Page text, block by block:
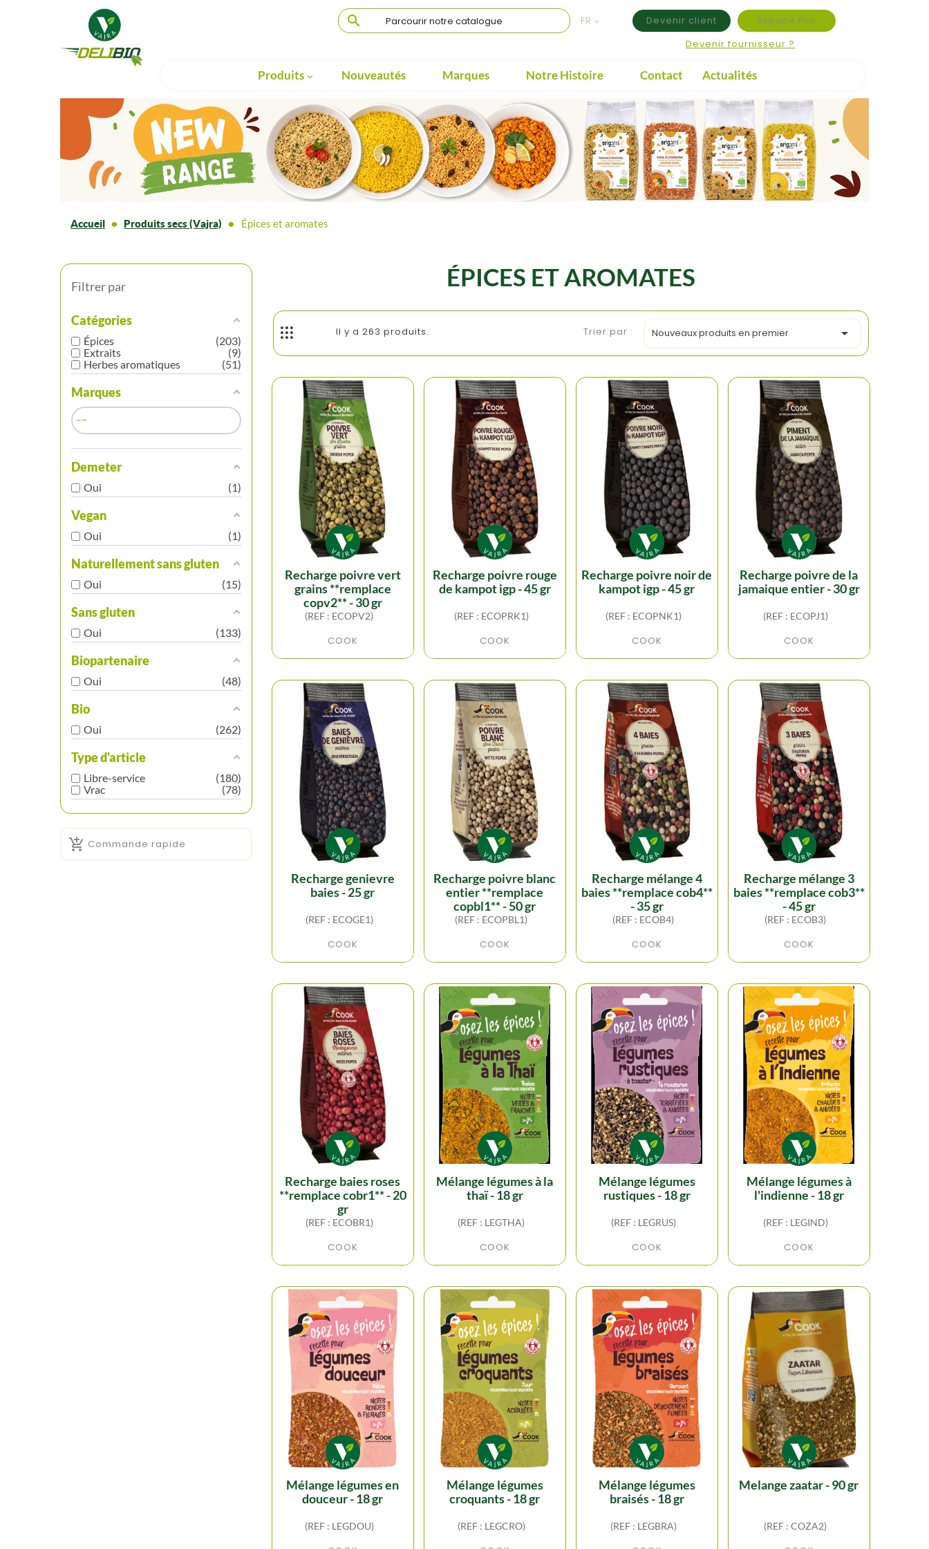
 FR 
Devenir fournisseur ?
Devenir client Espace Pro

Produits Nouveautés Marques Notre Histoire Contact Actualités
Accueil Produits secs (Vajra) Épices et aromates
Filtrer par
Catégories
Épices
203
Extraits
9
Herbes aromatiques
51
Marques
Demeter
Oui 1
Vegan
Oui 1
Naturellement sans gluten
Oui 15
Sans gluten
Oui 133
Biopartenaire
Oui 48
Bio
Oui 262
Type d'article
Libre-service
180
Vrac
78
 Commande rapide
ÉPICES ET AROMATES
Il y a 263 produits. Trier par : Nouveaux produits en premier 
recharge poivre vert
grains **remplace
copv2** - 30 gr
(REF : ECOPV2)
COOK
recharge poivre rouge
de kampot igp - 45 gr
(REF : ECOPRK1)
COOK
recharge poivre noir de
kampot igp - 45 gr
(REF : ECOPNK1)
COOK
recharge poivre de la
jamaique entier - 30 gr
(REF : ECOPJ1)
COOK
recharge genievre
baies - 25 gr
(REF : ECOGE1)
COOK
recharge poivre blanc
entier **remplace
copbl1** - 50 gr
(REF : ECOPBL1)
COOK
recharge mélange 4
baies **remplace cob4**
- 35 gr
(REF : ECOB4)
COOK
recharge mélange 3
baies **remplace cob3**
- 45 gr
(REF : ECOB3)
COOK
recharge baies roses
**remplace cobr1** - 20
gr
(REF : ECOBR1)
COOK
mélange légumes à la
thaï - 18 gr
(REF : LEGTHA)
COOK
mélange légumes
rustiques - 18 gr
(REF : LEGRUS)
COOK
mélange légumes à
l'indienne - 18 gr
(REF : LEGIND)
COOK
mélange légumes en
douceur - 18 gr
(REF : LEGDOU)
mélange légumes
croquants - 18 gr
(REF : LEGCRO)
mélange légumes
braisés - 18 gr
(REF : LEGBRA)
melange zaatar - 90 gr
(REF : COZA2)